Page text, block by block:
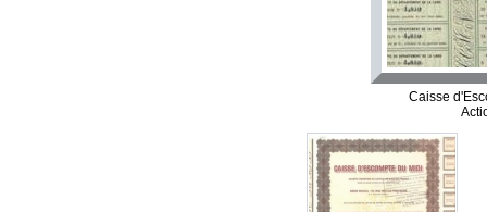
Caisse